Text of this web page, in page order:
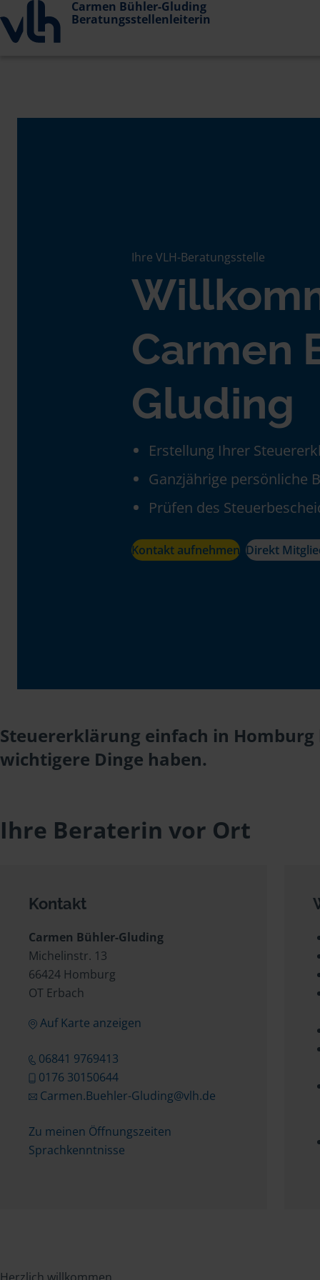
Carmen Bühler-Gluding
Beratungsstellenleiterin
Ihre VLH-Beratungsstelle
Carmen
Gluding
Erstellung Ihrer
Ganzjährige persönliche
Prüfen des
Kontakt aufnehmen Direkt
Steuererklärung einfach in
wichtigere Dinge haben.
Ihre Beraterin vor Ort
Kontakt
Carmen Bühler-Gluding
Michelinstr. 13
66424 Homburg
OT Erbach
Auf Karte anzeigen
06841 9769413
0176 30150644
Carmen.Buehler-Gluding@vlh.de
Zu meinen Öffnungszeiten
Sprachkenntnisse